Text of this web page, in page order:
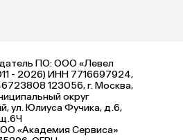
ПО: ООО «Левел
- 2026) ИНН 7716697924,
123056, г. Москва,
округ
ул. Юлиуса Фучика, д.6,
«Академия Сервиса»